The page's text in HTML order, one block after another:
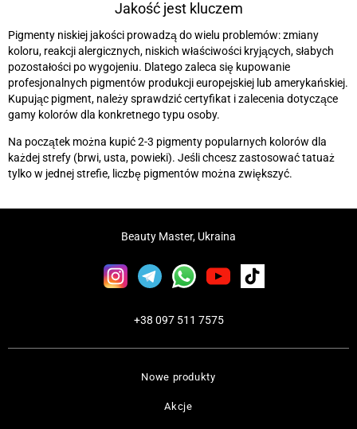
Jakość jest kluczem
Pigmenty niskiej jakości prowadzą do wielu problemów: zmiany
koloru, reakcji alergicznych, niskich właściwości kryjących, słabych
pozostałości po wygojeniu. Dlatego zaleca się kupowanie
profesjonalnych pigmentów produkcji europejskiej lub amerykańskiej.
Kupując pigment, należy sprawdzić certyfikat i zalecenia dotyczące
gamy kolorów dla konkretnego typu osoby.
Na początek można kupić 2-3 pigmenty popularnych kolorów dla
każdej strefy (brwi, usta, powieki). Jeśli chcesz zastosować tatuaż
tylko w jednej strefie, liczbę pigmentów można zwiększyć.
Nowe produkty
Akcje
Beauty Master, Ukraina
+38 097 511 7575